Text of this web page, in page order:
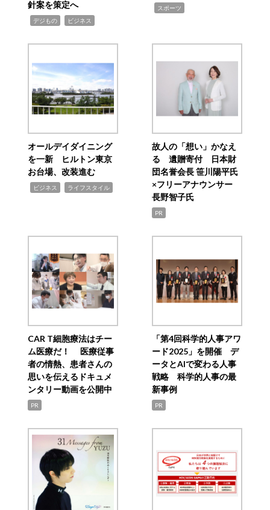
針案を策定へ
デジもの ビジネス
スポーツ
オールデイダイニング
を一新 ヒルトン東京
お台場、改装進む
ビジネス ライフスタイル
故人の「想い」かなえ
る 遺贈寄付 日本財
団名誉会長 笹川陽平氏
×フリーアナウンサー
長野智子氏
PR
CAR T細胞療法はチー
ム医療だ！ 医療従事
者の情熱、患者さんの
思いを伝えるドキュメ
ンタリー動画を公開中
PR
「第4回科学的人事アワ
ード2025」を開催 デ
ータとAIで変わる人事
戦略 科学的人事の最
新事例
PR